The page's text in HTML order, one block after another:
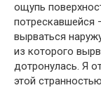
ощупь
потрескавшейся
вырваться
из которого
дотронулась. Я
этой